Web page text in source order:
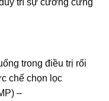
trong điều trị rối
chế chọn lọc
–